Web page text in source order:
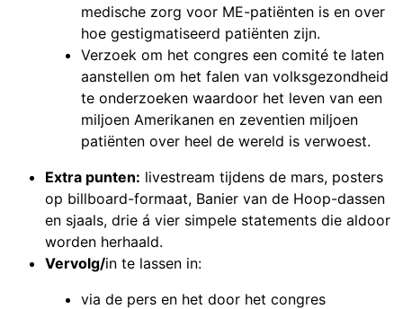
medische zorg voor ME-patiënten is en over
hoe gestigmatiseerd patiënten zijn.
Verzoek om het congres een comité te laten
aanstellen om het falen van volksgezondheid
te onderzoeken waardoor het leven van een
miljoen Amerikanen en zeventien miljoen
patiënten over heel de wereld is verwoest.
Extra punten: livestream tijdens de mars, posters
op billboard-formaat, Banier van de Hoop-dassen
en sjaals, drie á vier simpele statements die aldoor
worden herhaald.
Vervolg/in te lassen in:
via de pers en het door het congres